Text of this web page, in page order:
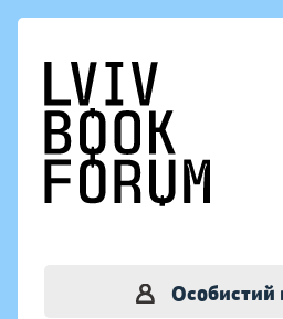
Особистий